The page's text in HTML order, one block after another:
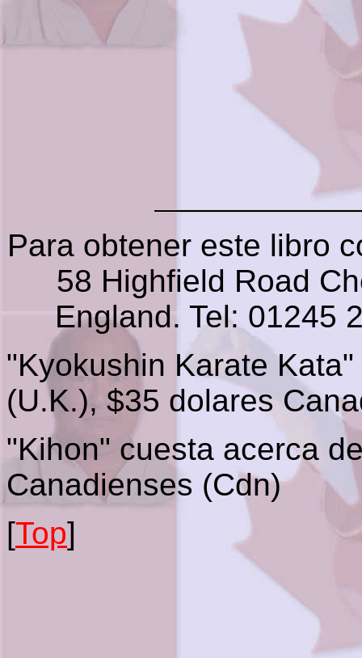
Para obtener este libro
58 Highfield Road
England. Tel: 01245
"Kyokushin Karate
(U.K.), $35 dolares
"Kihon" cuesta acerca
Canadienses (Cdn)
[Top]